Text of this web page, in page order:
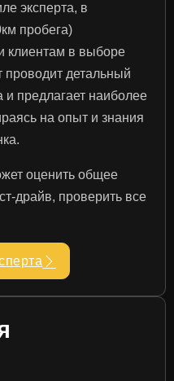
эксперта, в
пробега)
клиентам в выборе
проводит детальный
и предлагает наиболее
на опыт и знания
оценить общее
драйв, проверить все